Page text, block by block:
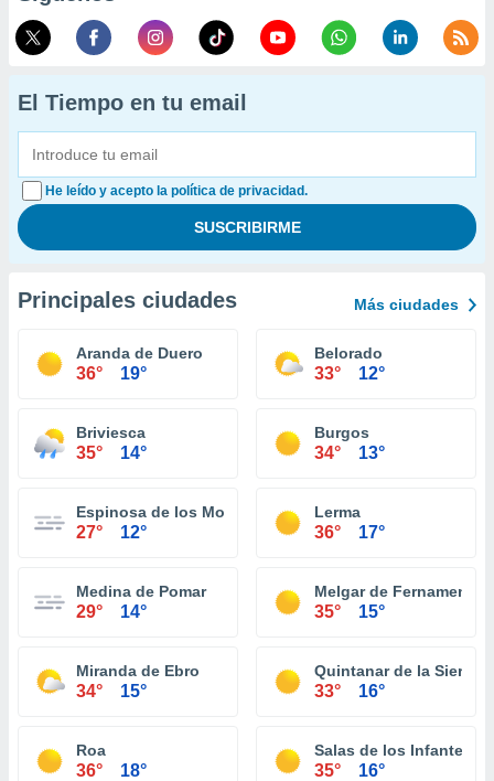
El Tiempo en tu email
He leído y acepto la política de privacidad.
Principales ciudades Más ciudades
Aranda de Duero
36° 19°
Belorado
33° 12°
Briviesca
35° 14°
Burgos
34° 13°
Espinosa de los Monteros
27° 12°
Lerma
36° 17°
Medina de Pomar
29° 14°
Melgar de Fernamental
35° 15°
Miranda de Ebro
34° 15°
Quintanar de la Sierra
33° 16°
Roa
36° 18°
Salas de los Infantes
35° 16°